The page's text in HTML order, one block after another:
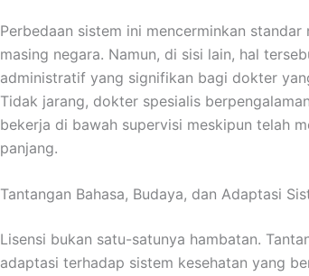
Perbedaan sistem ini mencerminkan
masing negara. Namun, di sisi lain, hal
administratif yang signifikan bagi dokter
Tidak jarang, dokter spesialis
bekerja di bawah supervisi meskipun telah
panjang.
Tantangan Bahasa, Budaya, dan Adaptasi
Lisensi bukan satu-satunya hambatan.
adaptasi terhadap sistem kesehatan yang